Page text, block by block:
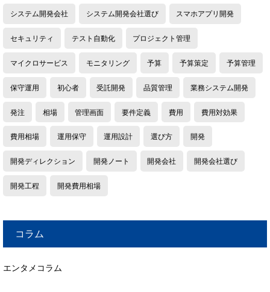
システム開発会社 システム開発会社選び スマホアプリ開発
セキュリティ テスト自動化 プロジェクト管理
マイクロサービス モニタリング 予算 予算策定 予算管理
保守運用 初心者 受託開発 品質管理 業務システム開発
発注 相場 管理画面 要件定義 費用 費用対効果
費用相場 運用保守 運用設計 選び方 開発
開発ディレクション 開発ノート 開発会社 開発会社選び
開発工程 開発費用相場
コラム
エンタメコラム